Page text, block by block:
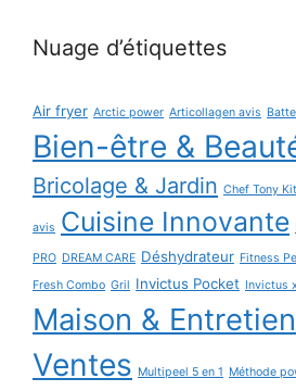
Nuage d’étiquettes
Air fryer Arctic power Articollagen avis
Bien-être &
Bricolage & Jardin Chef Tony
avis Cuisine Innovante
PRO DREAM CARE Déshydrateur Fitness
Fresh Combo Gril Invictus Pocket Invictus
Maison & Entretien
Ventes Multipeel 5 en 1 Méthode